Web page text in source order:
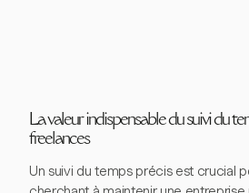
La valeur indispensable du suivi du
freelances
Un suivi du temps précis est crucial